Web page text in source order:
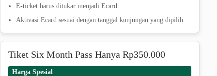
E-ticket harus ditukar menjadi Ecard.
Aktivasi Ecard sesuai dengan tanggal kunjungan yang dipilih.
Tiket Six Month Pass Hanya Rp350.000
Harga Spesial